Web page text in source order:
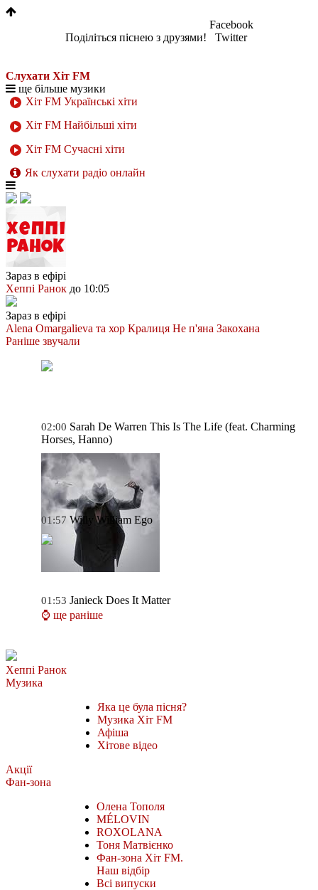
Поділіться піснею з друзями!
Facebook
Twitter
Слухати Хіт FM
ще більше музики
Хіт FM Українські хіти
Хіт FM Найбільші хіти
Хіт FM Сучасні хіти
Як слухати радіо онлайн
Зараз в ефірі
Хеппі Ранок до 10:05
Зараз в ефірі
Alena Omargalieva та хор Кралиця Не п'яна Закохана
Раніше звучали
02:00 Sarah De Warren This Is The Life (feat. Charming
Horses, Hanno)
01:57 Willy William Ego
01:53 Janieck Does It Matter
⌚ ще раніше
Хеппі Ранок
Музика
Яка це була пісня?
Музика Хіт FM
Афіша
Хітове відео
Акції
Фан-зона
Олена Тополя
MÉLOVIN
ROXOLANA
Тоня Матвієнко
Фан-зона Хіт FM.
Наш відбір
Всі випуски